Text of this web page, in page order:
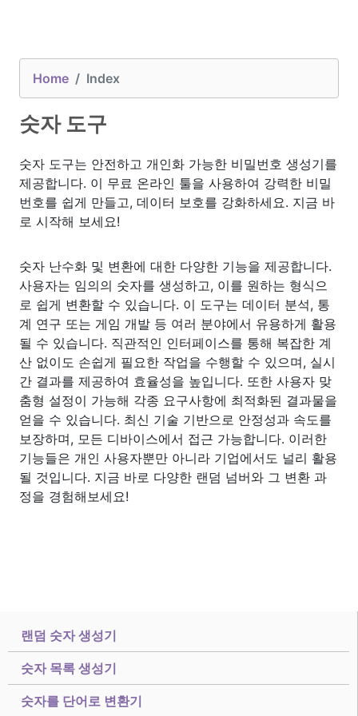
랜덤 숫자 생성기
숫자 목록 생성기
숫자를 단어로 변환기
Home Index
숫자 도구
숫자 도구는 안전하고 개인화 가능한 비밀번호 생성기를
제공합니다. 이 무료 온라인 툴을 사용하여 강력한 비밀
번호를 쉽게 만들고, 데이터 보호를 강화하세요. 지금 바
로 시작해 보세요!
숫자 난수화 및 변환에 대한 다양한 기능을 제공합니다.
사용자는 임의의 숫자를 생성하고, 이를 원하는 형식으
로 쉽게 변환할 수 있습니다. 이 도구는 데이터 분석, 통
계 연구 또는 게임 개발 등 여러 분야에서 유용하게 활용
될 수 있습니다. 직관적인 인터페이스를 통해 복잡한 계
산 없이도 손쉽게 필요한 작업을 수행할 수 있으며, 실시
간 결과를 제공하여 효율성을 높입니다. 또한 사용자 맞
춤형 설정이 가능해 각종 요구사항에 최적화된 결과물을
얻을 수 있습니다. 최신 기술 기반으로 안정성과 속도를
보장하며, 모든 디바이스에서 접근 가능합니다. 이러한
기능들은 개인 사용자뿐만 아니라 기업에서도 널리 활용
될 것입니다. 지금 바로 다양한 랜덤 넘버와 그 변환 과
정을 경험해보세요!